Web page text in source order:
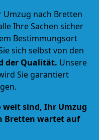
Umzug nach Bretten
Ihre Sachen sicher
Bestimmungsort
sich selbst von den
der Qualität. Unsere
Sie garantiert
weit sind, Ihr Umzug
Bretten wartet auf